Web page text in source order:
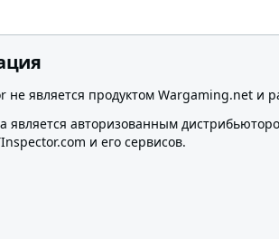
не является продуктом Wargaming.net и
является авторизованным
и его сервисов.